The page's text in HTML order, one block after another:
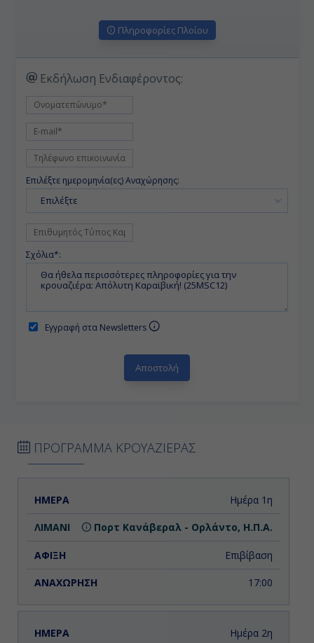
Πληροφορίες Πλοίου
Εκδήλωση Ενδιαφέροντος:
Επιλέξτε ημερομηνία(ες) Αναχώρησης:
Επιλέξτε
Σχόλια*:
Εγγραφή στα Newsletters
ΠΡΟΓΡΑΜΜΑ ΚΡΟΥΑΖΙΕΡΑΣ
ΗΜΕΡΑ ΑΝΑΧΩΡΗΣΗ
Ημέρα 1η
Πορτ Κανάβεραλ - Ορλάντο, Η.Π.Α.
Επιβίβαση
17:00
Ημέρα 2η